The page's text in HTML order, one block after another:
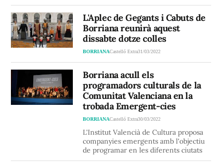
L'Aplec de Gegants i Cabuts de
Borriana reunirà aquest
dissabte dotze colles
BORRIANACastelló Extra31/03/2022
Borriana acull els
programadors culturals de la
Comunitat Valenciana en la
trobada Emergent-cies
BORRIANACastelló Extra30/03/2022
L'Institut Valencià de Cultura proposa
companyies emergents amb l'objectiu
de programar en les diferents ciutats